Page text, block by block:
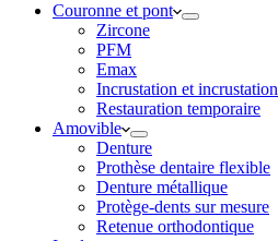
Couronne et pont
Zircone
PFM
Emax
Incrustation et incrustation
Restauration temporaire
Amovible
Denture
Prothèse dentaire flexible
Denture métallique
Protège-dents sur mesure
Retenue orthodontique